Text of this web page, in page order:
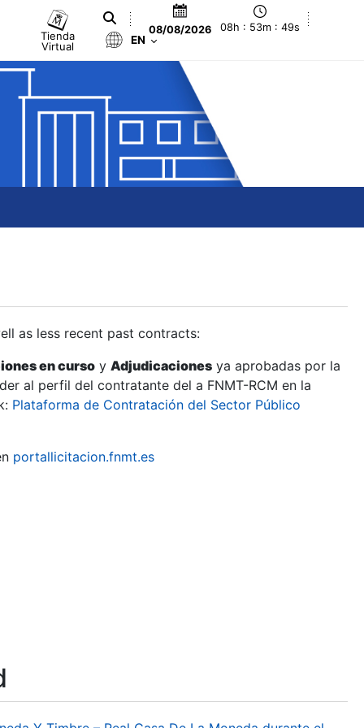
Tienda
Virtual
08/08/2026 08h : 53m : 50s
EN
as less recent past contracts:
en curso y Adjudicaciones ya aprobadas por la
al perfil del contratante del a FNMT-RCM en la
Plataforma de Contratación del Sector Público
portallicitacion.fnmt.es